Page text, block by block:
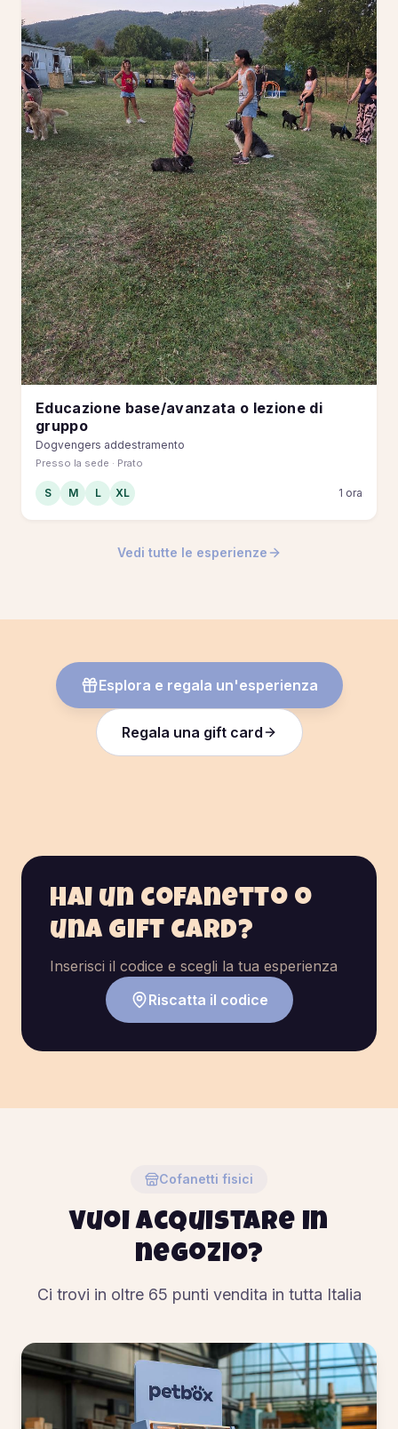
Educazione base/avanzata o lezione di
gruppo
Dogvengers addestramento
Presso la sede · Prato
S M L XL 1 ora
Vedi tutte le esperienze
Esplora e regala un'esperienza
Regala una gift card
Hai un cofanetto o
una gift card?
Inserisci il codice e scegli la tua esperienza
Riscatta il codice
Cofanetti fisici
Vuoi acquistare in
negozio?
Ci trovi in oltre 65 punti vendita in tutta Italia